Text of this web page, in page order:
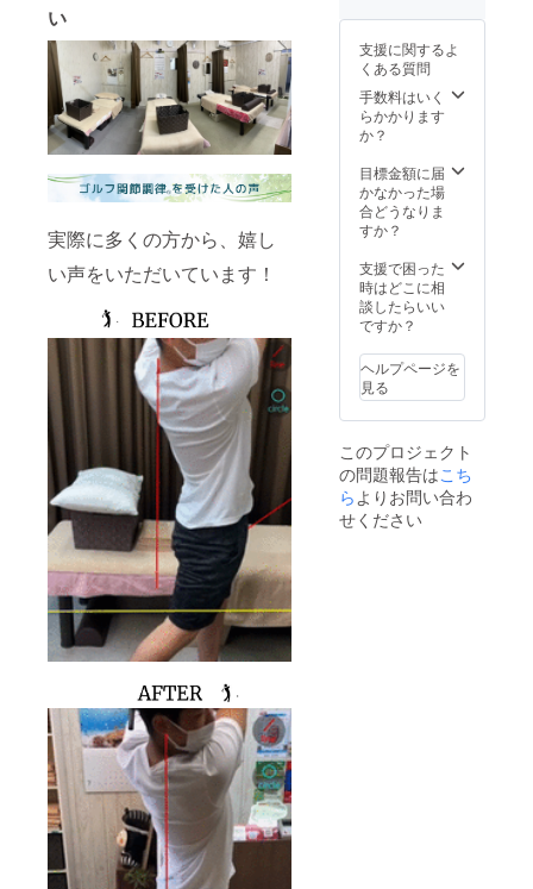
い
実際に多くの方から、嬉し
い声をいただいています！
の食品
表示は
お届け
商品の
ラベル
に表記
品開封
前には
必ずお
ンに貼
付され
たラベ
ルや注
意書き
をご確
さい。
個人差
がござ
います
ことを
予めご
了承く
年2月28
日まで
になり
ます。
※場所：
栃木市
19 五
反田ビ
ル105 ※
医療、
診療行
為では
ござい
ん。 効
果には
個人差
がござ
ことを
予めご
了承く
ださ
い。
提示い
回数券
をお渡
しする
流れに
なりま
日時は
個別で
ご連絡
させて
きま
す。 ※
初回有
効期限
年2月28
日まで
になり
ます。
栃木市
城内町
2-21-
19 五
反田ビ
支援に関するよ
くある質問
手数料はいく
らかかります
か？
目標金額に届
かなかった場
合どうなりま
すか？
支援で困った
時はどこに相
談したらいい
ですか？
ヘルプページを
見る
このプロジェクト
の問題報告はこち
らよりお問い合わ
せください